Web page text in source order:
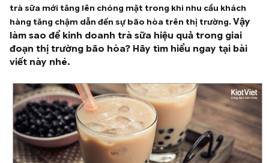
trà sữa mới tăng lên chóng mặt trong khi nhu cầu khách
hàng tăng chậm dẫn đến sự bão hòa trên thị trường. Vậy
làm sao để kinh doanh trà sữa hiệu quả trong giai
đoạn thị trường bão hòa? Hãy tìm hiểu ngay tại bài
viết này nhé.